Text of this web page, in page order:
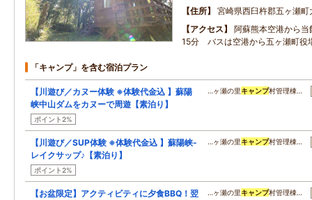
住所
宮崎県西臼杵郡五ヶ瀬町
アクセス
阿蘇熊本空港から
15分 バスは空港から五ヶ瀬町役
「キャンプ」を含む宿泊プラン
【川遊び／カヌー体験 ※体験代金込 】蘇陽
峡中山ダムをカヌーで周遊【素泊り】
ポイント2%
…ヶ瀬の里キャンプ村管理棟…
【川遊び／SUP体験 ※体験代金込 】蘇陽峡-
レイクサップ♪【素泊り】
ポイント2%
…ヶ瀬の里キャンプ村管理棟…
【お盆限定】アクティビティに夕食BBQ！翌
…ヶ瀬の里キャンプ村管理棟…